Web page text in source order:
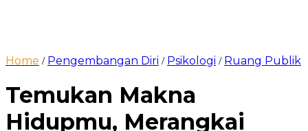
Home / Pengembangan Diri / Psikologi / Ruang Publik
Temukan Makna
Hidupmu, Merangkai